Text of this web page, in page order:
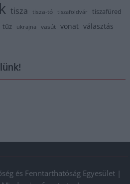
tisza tisza-tó tiszaföldvár tiszafüred
tűz ukrajna vasút vonat választás
és Fenntarthatóság Egyesület |